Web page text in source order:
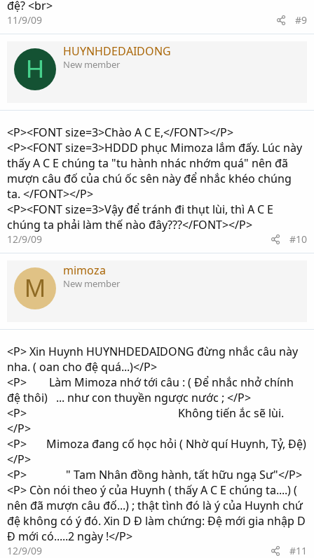
đệ? <br>
11/9/09 #9
H
HUYNHDEDAIDONG
New member
<P><FONT size=3>Chào A C E,</FONT></P>
<P><FONT size=3>HDDD phục Mimoza lắm đấy. Lúc này
thấy A C E chúng ta "tu hành nhác nhớm quá" nên đã
mượn câu đố của chú ốc sên này để nhắc khéo chúng
ta. </FONT></P>
<P><FONT size=3>Vậy để tránh đi thụt lùi, thì A C E
chúng ta phải làm thế nào đây???</FONT></P>
12/9/09 #10
M
mimoza
New member
<P> Xin Huynh HUYNHDEDAIDONG đừng nhắc câu này
nha. ( oan cho đệ quá...)</P>
<P> Làm Mimoza nhớ tới câu : ( Để nhắc nhở chính
đệ thôi) ... như con thuyền ngược nước ; </P>
<P> Không tiến ắc sẽ lùi.
</P>
<P> Mimoza đang cố học hỏi ( Nhờ quí Huynh, Tỷ, Đệ)
</P>
<P> " Tam Nhân đồng hành, tất hữu ngạ Sư"</P>
<P> Còn nói theo ý của Huynh ( thấy A C E chúng ta....) (
nên đã mượn câu đố...) ; thật tình đó là ý của Huynh chứ
đệ không có ý đó. Xin D Đ làm chứng: Đệ mới gia nhập D
Đ mới có.....2 ngày !</P>
12/9/09 #11